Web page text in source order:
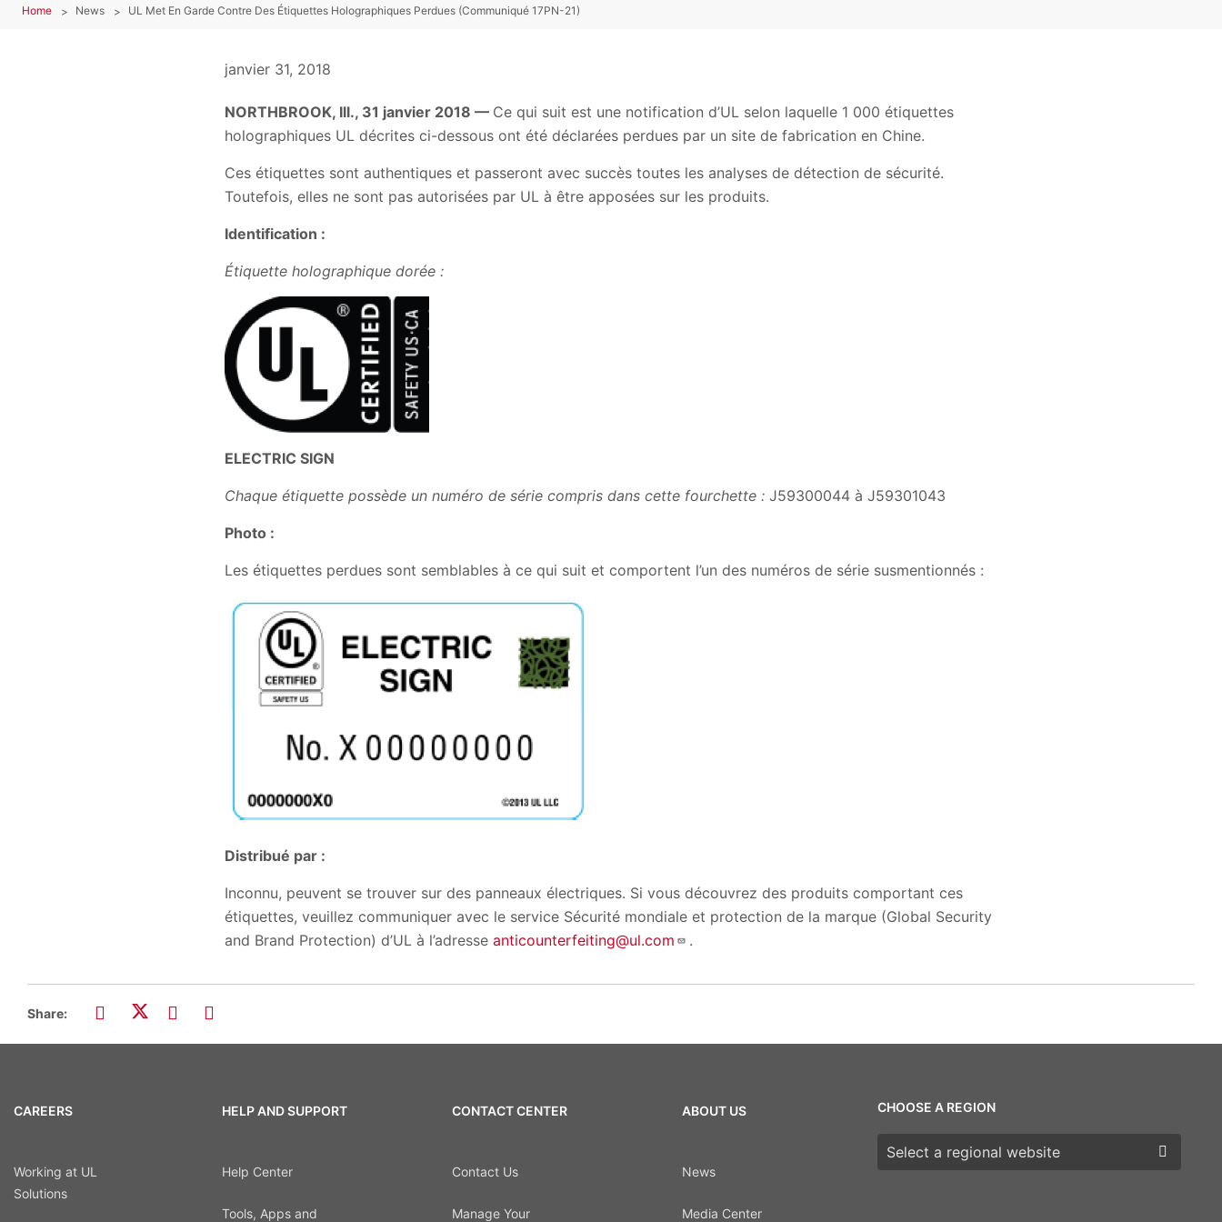
Home News UL Met En Garde Contre Des Étiquettes Holographiques Perdues (Communiqué 17PN-21)
janvier 31, 2018
NORTHBROOK, Ill., 31 janvier 2018 — Ce qui suit est une notification d’UL selon laquelle 1 000 étiquettes
holographiques UL décrites ci-dessous ont été déclarées perdues par un site de fabrication en Chine.
Ces étiquettes sont authentiques et passeront avec succès toutes les analyses de détection de sécurité.
Toutefois, elles ne sont pas autorisées par UL à être apposées sur les produits.
Identification :
Étiquette holographique dorée :
ELECTRIC SIGN
Chaque étiquette possède un numéro de série compris dans cette fourchette : J59300044 à J59301043
Photo :
Les étiquettes perdues sont semblables à ce qui suit et comportent l’un des numéros de série susmentionnés :
Distribué par :
Inconnu, peuvent se trouver sur des panneaux électriques. Si vous découvrez des produits comportant ces
étiquettes, veuillez communiquer avec le service Sécurité mondiale et protection de la marque (Global Security
and Brand Protection) d’UL à l’adresse anticounterfeiting@ul.com .
Share:
CAREERS
Working at UL
Solutions
HELP AND SUPPORT
Help Center
Tools, Apps and
CONTACT CENTER
Contact Us
Manage Your
ABOUT US
News
Media Center
CHOOSE A REGION
Choose a region